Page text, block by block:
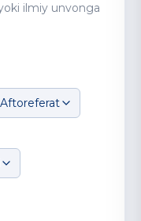
ilmiy unvonga
Aftoreferat